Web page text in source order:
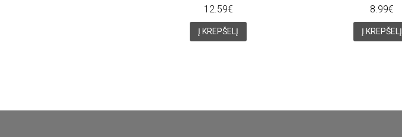
12.59€
Į KREPŠELĮ
8.99€
Į KREPŠELĮ